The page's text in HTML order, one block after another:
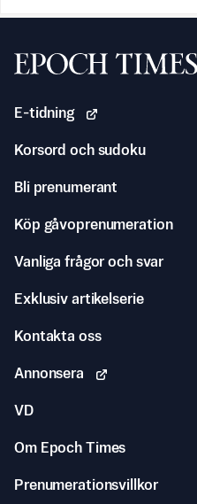
Svenska Epoch Times
E-tidning
Korsord och sudoku
Bli prenumerant
Köp gåvoprenumeration
Vanliga frågor och svar
Exklusiv artikelserie
Kontakta oss
Annonsera
VD
Om Epoch Times
Prenumerationsvillkor